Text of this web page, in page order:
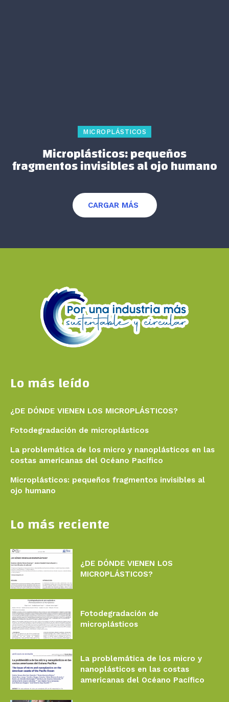
MICROPLÁSTICOS
Microplásticos: pequeños
fragmentos invisibles al ojo humano
CARGAR MÁS
Lo más reciente
¿DE DÓNDE VIENEN LOS
MICROPLÁSTICOS?
Fotodegradación de
microplásticos
La problemática de los micro y
nanoplásticos en las costas
americanas del Océano Pacífico
Lo más leído
¿DE DÓNDE VIENEN LOS MICROPLÁSTICOS?
Fotodegradación de microplásticos
La problemática de los micro y nanoplásticos en las
costas americanas del Océano Pacífico
Microplásticos: pequeños fragmentos invisibles al
ojo humano